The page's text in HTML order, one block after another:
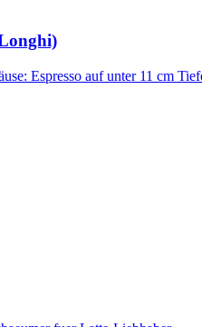
Espresso auf unter 11 cm